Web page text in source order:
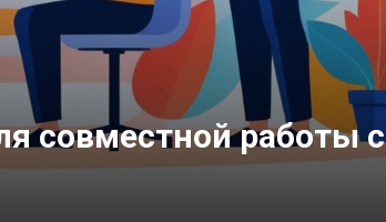
совместной работы с